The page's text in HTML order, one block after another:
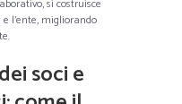
si costruisce
l’ente, migliorando
soci e